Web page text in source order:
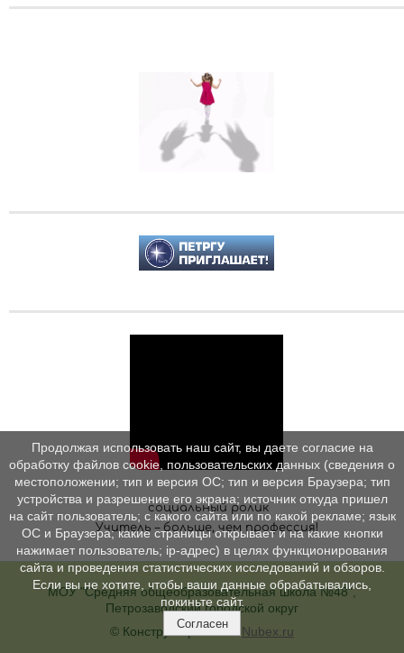
социальный ролик
Учитель – больше, чем профессия!
МОУ "Средняя общеобразовательная школа №48",
Петрозаводский городской округ
© Конструктор сайтов Nubex.ru
Продолжая использовать наш сайт, вы даете согласие на
обработку файлов cookie, пользовательских данных (сведения о
местоположении; тип и версия ОС; тип и версия Браузера; тип
устройства и разрешение его экрана; источник откуда пришел
на сайт пользователь; с какого сайта или по какой рекламе; язык
ОС и Браузера; какие страницы открывает и на какие кнопки
нажимает пользователь; ip-адрес) в целях функционирования
сайта и проведения статистических исследований и обзоров.
Если вы не хотите, чтобы ваши данные обрабатывались,
покиньте сайт.
Согласен